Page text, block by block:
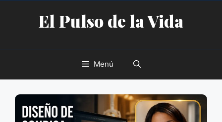
contenidoEl Pulso de la Vida
Menú